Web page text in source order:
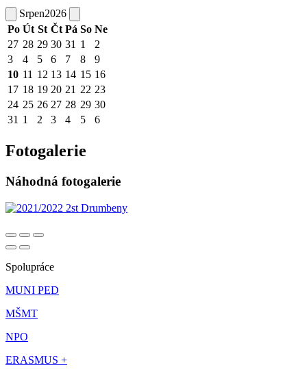
Srpen2026
Po Út St Čt Pá So Ne
27 28 29 30 31 1
2
3
4 5 6 7 8
9
10 11 12 13 14 15 16
17 18 19 20 21 22 23
24 25 26 27 28 29 30
31 1 2 3 4 5 6
Fotogalerie
Náhodná fotogalerie
Spolupráce
MUNI PED
MŠMT
NPO
ERASMUS +